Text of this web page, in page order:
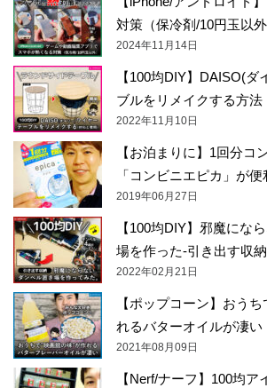
対策（保冷剤/10円玉以外
2024年11月14日
【100均DIY】DAISO(
ブルをリメイクする方法
2022年11月10日
【お泊まりに】1回分コ
「コンビニエピカ」が便
2019年06月27日
【100均DIY】邪魔にな
場を作った-引き出す収納
2022年02月21日
【ポップコーン】おう
れるバターオイルが凄い
2021年08月09日
【Nerf/ナーフ】100均